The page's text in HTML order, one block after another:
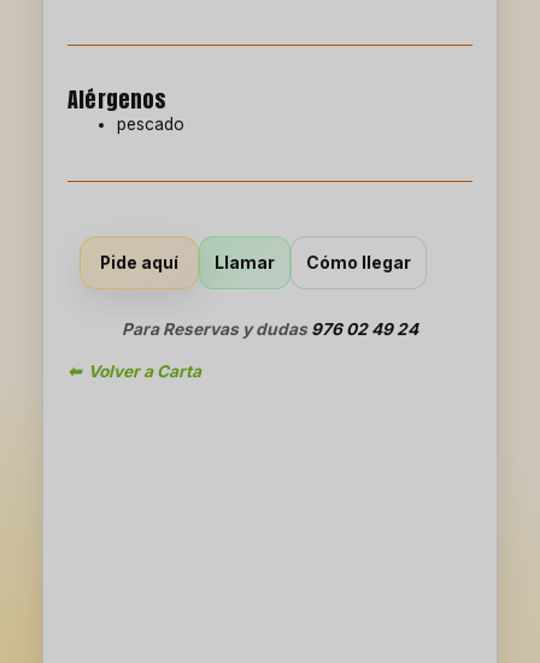
Alérgenos
pescado
Pide aquí Llamar Cómo llegar
Para Reservas y dudas 976 02 49 24
⬅ Volver a Carta